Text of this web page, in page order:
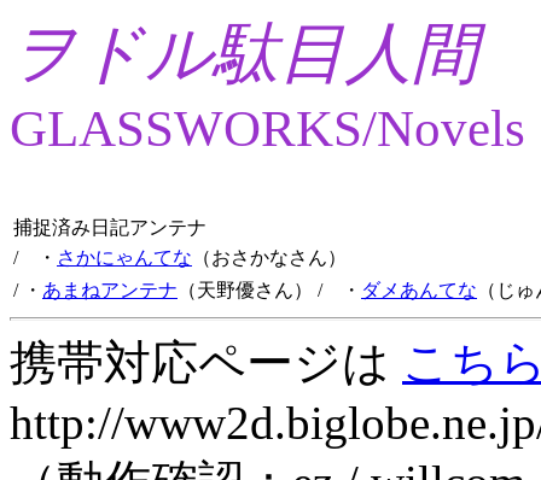
ヲドル駄目人間
GLASSWORKS/Novels
捕捉済み日記アンテナ
/ ・ さかにゃんてな （おさかなさん）
/ ・ あまねアンテナ （天野優さん） / ・ ダメあんてな （じ
携帯対応ページは こち
http://